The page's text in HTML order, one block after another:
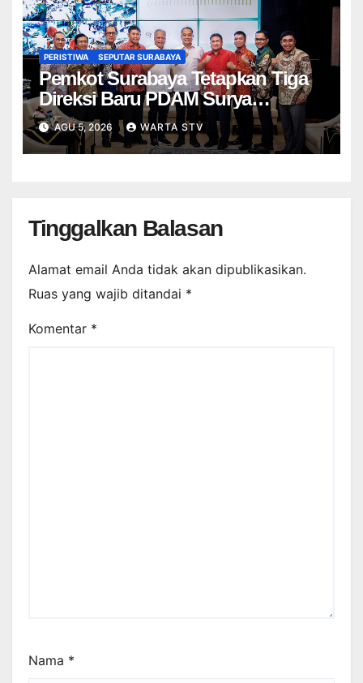
PERISTIWA SEPUTAR SURABAYA
Pemkot Surabaya Tetapkan Tiga
Direksi Baru PDAM Surya
Sembada, Fokus Perkuat
Layanan dan Kinerja
AGU 5, 2026 WARTA STV
Tinggalkan Balasan
Alamat email Anda tidak akan dipublikasikan.
Ruas yang wajib ditandai *
Komentar *
Nama *